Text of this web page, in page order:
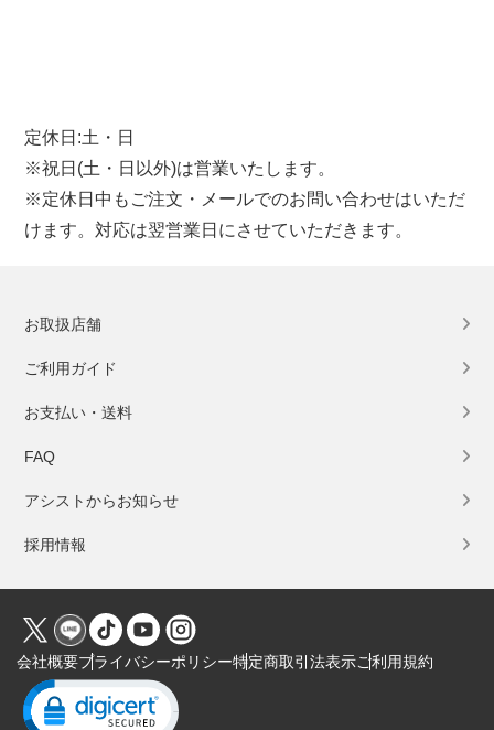
定休日:土・日
※祝日(土・日以外)は営業いたします。
※定休日中もご注文・メールでのお問い合わせはいただ
けます。対応は翌営業日にさせていただきます。
お取扱店舗
ご利用ガイド
お支払い・送料
FAQ
アシストからお知らせ
採用情報
会社概要プライバシーポリシー特定商取引法表示ご利用規約
Click to open certificate verification popup